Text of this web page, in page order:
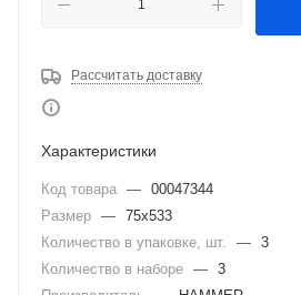
Рассчитать доставку
Характеристики
Код товара — 00047344
Размер — 75х533
Количество в упаковке, шт.
— 3
Количество в наборе — 3